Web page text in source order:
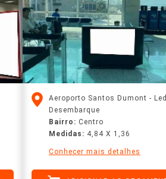
Aeroporto Santos Dumont - Led
Desembarque
Bairro: Centro
Medidas: 4,84 X 1,36
Conhecer mais detalhes